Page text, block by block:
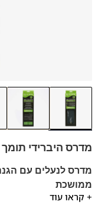
מדרס היברידי
מדרס לנעלים עם
ממושכת
מדרס קל עם זיכרון
+ קראו עוד